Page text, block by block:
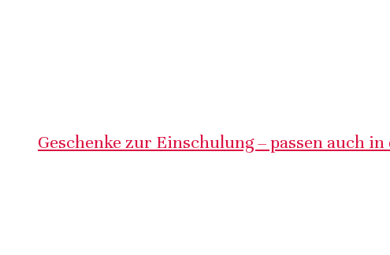
Geschenke zur Einschulung – passen auch